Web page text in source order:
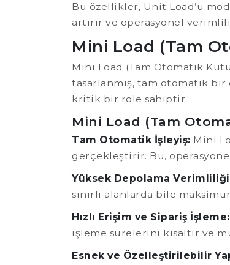
Bu özellikler, Unit Load’u
artırır ve operasyonel
Mini Load (Tam
Mini Load (Tam Otomatik
tasarlanmış, tam otomatik
kritik bir role sahiptir.
Mini Load (Tam
Tam Otomatik İşleyiş: Mini
gerçekleştirir. Bu,
Yüksek Depolama
sınırlı alanlarda bile
Hızlı Erişim ve Sipariş İşleme:
işleme sürelerini kısaltır ve
Esnek ve Özelleştirilebilir